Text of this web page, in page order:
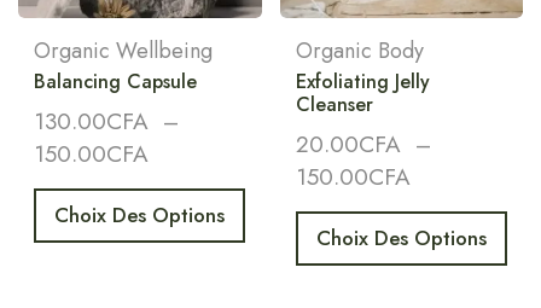
Organic Wellbeing
Balancing Capsule
130.00CFA –
150.00CFA
Choix Des Options
Organic Body
Exfoliating Jelly
Cleanser
20.00CFA –
150.00CFA
Choix Des Options